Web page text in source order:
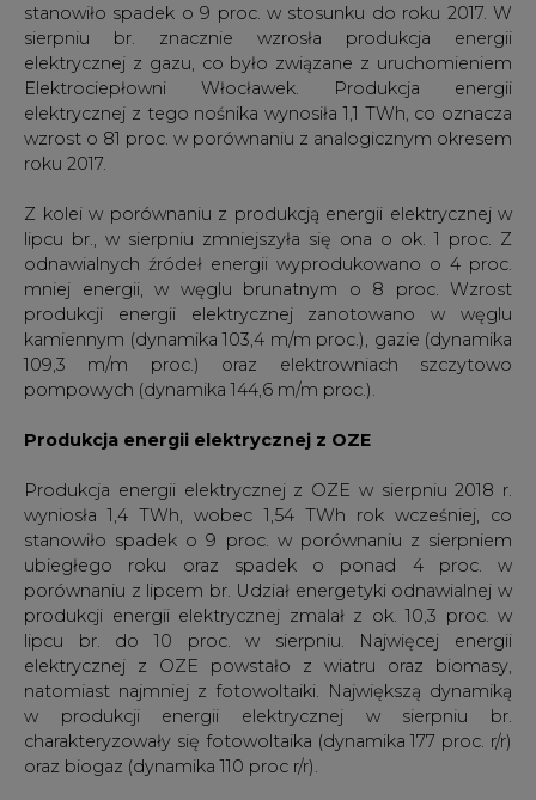
stanowiło spadek o 9 proc. w stosunku do roku 2017. W
sierpniu br. znacznie wzrosła produkcja energii
elektrycznej z gazu, co było związane z uruchomieniem
Elektrociepłowni Włocławek. Produkcja energii
elektrycznej z tego nośnika wynosiła 1,1 TWh, co oznacza
wzrost o 81 proc. w porównaniu z analogicznym okresem
roku 2017.
Z kolei w porównaniu z produkcją energii elektrycznej w
lipcu br., w sierpniu zmniejszyła się ona o ok. 1 proc. Z
odnawialnych źródeł energii wyprodukowano o 4 proc.
mniej energii, w węglu brunatnym o 8 proc. Wzrost
produkcji energii elektrycznej zanotowano w węglu
kamiennym (dynamika 103,4 m/m proc.), gazie (dynamika
109,3 m/m proc.) oraz elektrowniach szczytowo
pompowych (dynamika 144,6 m/m proc.).
Produkcja energii elektrycznej z OZE
Produkcja energii elektrycznej z OZE w sierpniu 2018 r.
wyniosła 1,4 TWh, wobec 1,54 TWh rok wcześniej, co
stanowiło spadek o 9 proc. w porównaniu z sierpniem
ubiegłego roku oraz spadek o ponad 4 proc. w
porównaniu z lipcem br. Udział energetyki odnawialnej w
produkcji energii elektrycznej zmalał z ok. 10,3 proc. w
lipcu br. do 10 proc. w sierpniu. Najwięcej energii
elektrycznej z OZE powstało z wiatru oraz biomasy,
natomiast najmniej z fotowoltaiki. Największą dynamiką
w produkcji energii elektrycznej w sierpniu br.
charakteryzowały się fotowoltaika (dynamika 177 proc. r/r)
oraz biogaz (dynamika 110 proc r/r).